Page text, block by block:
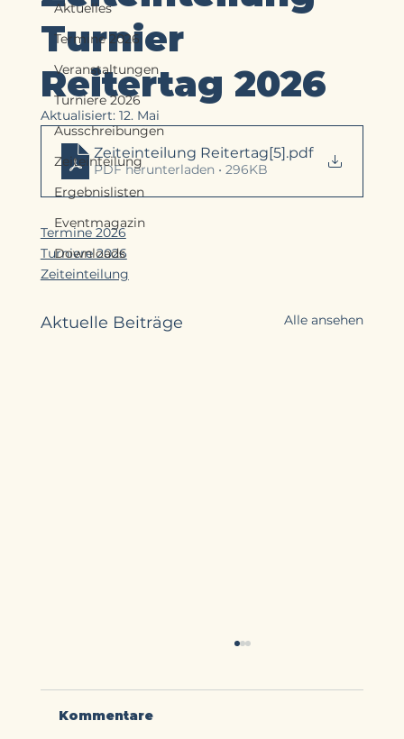
Aktuelles
Termine 2026
Veranstaltungen
Turniere 2026
Ausschreibungen
Zeiteinteilung
Ergebnislisten
Eventmagazin
Downloads
Turnier
Reitertag 2026
Aktualisiert: 12. Mai
Zeiteinteilung Reitertag[5] .pdf
PDF herunterladen • 296KB
Termine 2026
Turniere 2026
Zeiteinteilung
Aktuelle Beiträge Alle ansehen
Kommentare